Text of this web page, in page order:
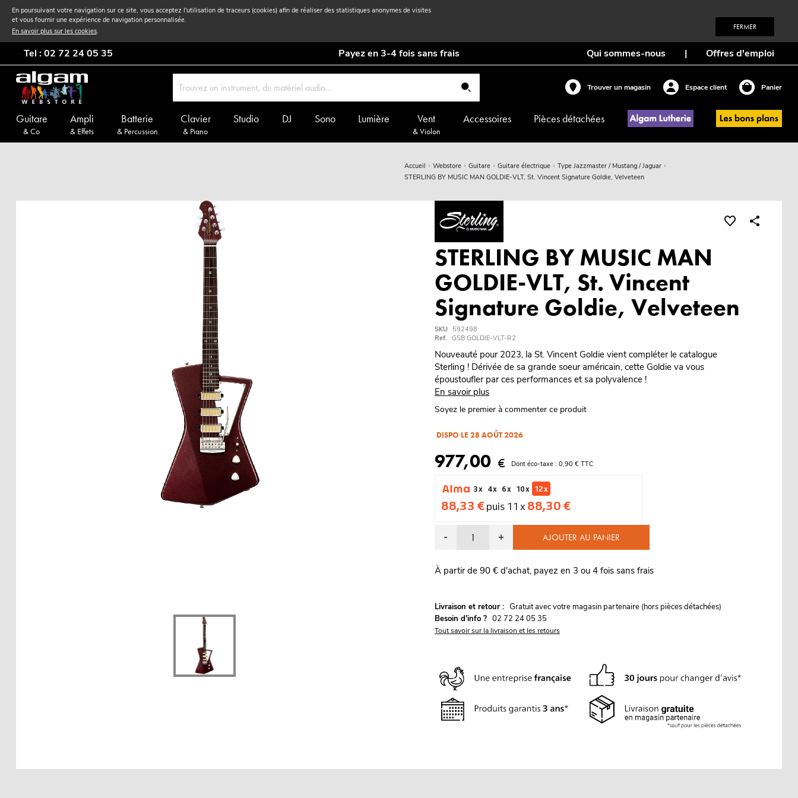
En poursuivant votre navigation sur ce site, vous acceptez l'utilisation de traceurs (cookies) afin de réaliser des statistiques anonymes de visites
et vous fournir une expérience de navigation personnalisée.
En savoir plus sur les cookies. FERMER
Tel : 02 72 24 05 35 Payez en 3-4 fois sans frais Qui sommes-nous | Offres d'emploi
Trouver un magasin Espace client Panier
Guitare
& Co
Ampli
& Effets
Batterie
& Percussion
Clavier
& Piano
Studio DJ Sono Lumière Vent
& Violon
Accessoires Pièces détachées
Accueil Webstore Guitare Guitare électrique
Type Jazzmaster / Mustang / Jaguar
STERLING BY MUSIC MAN GOLDIE-VLT, St. Vincent Signature Goldie, Velveteen
STERLING BY MUSIC MAN
GOLDIE-VLT, St. Vincent
Signature Goldie, Velveteen
SKU 592498
Ref. GSB GOLDIE-VLT-R2
Nouveauté pour 2023, la St. Vincent Goldie vient compléter le catalogue
Sterling ! Dérivée de sa grande soeur américain, cette Goldie va vous
époustoufler par ces performances et sa polyvalence !
En savoir plus
Soyez le premier à commenter ce produit
DISPO LE 28 AOÛT 2026
977,00 € Dont éco-taxe : 0,90 € TTC
3 x 4 x 6 x 10 x 12 x
88,33 €puis 11 x 88,30 €
- + AJOUTER AU PANIER
À partir de 90 € d'achat, payez en 3 ou 4 fois sans frais
Livraison et retour : Gratuit avec votre magasin partenaire (hors pièces détachées)
Besoin d'info ? 02 72 24 05 35
Tout savoir sur la livraison et les retours